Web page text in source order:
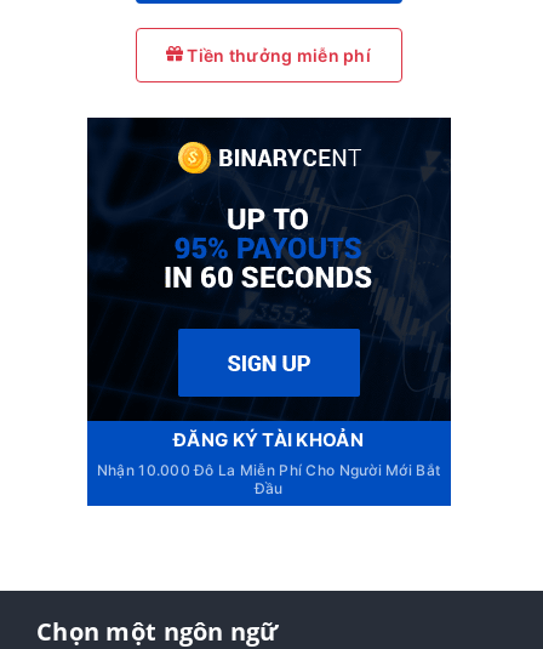
Tiền thưởng miễn phí
ĐĂNG KÝ TÀI KHOẢN
Nhận 10.000 Đô La Miễn Phí Cho Người Mới Bắt
Đầu
Chọn một ngôn ngữ